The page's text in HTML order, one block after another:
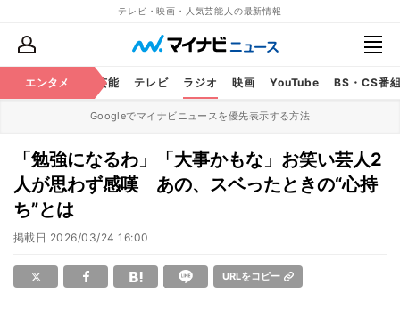
テレビ・映画・人気芸能人の最新情報
エンタメ 芸能 テレビ ラジオ 映画 YouTube BS・CS番
Googleでマイナビニュースを優先表示する方法
「勉強になるわ」「大事かもな」お笑い芸人2
人が思わず感嘆 あの、スベったときの“心持
ち”とは
掲載日 2026/03/24 16:00
URLをコピー